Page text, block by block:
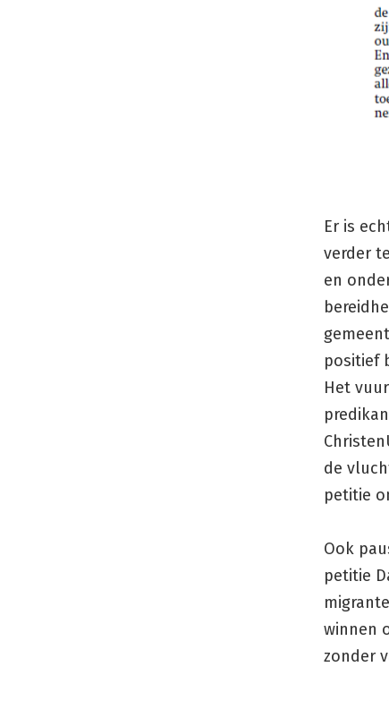
Er is
verder
en
positief
Het
de
petitie
Ook
petitie
winnen
zonder